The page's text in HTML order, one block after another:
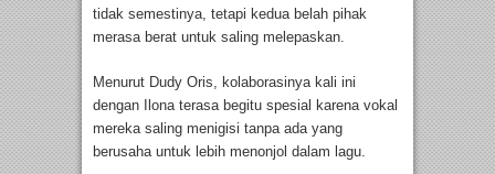
tidak semestinya, tetapi kedua belah pihak
merasa berat untuk saling melepaskan.
Menurut Dudy Oris, kolaborasinya kali ini
dengan Ilona terasa begitu spesial karena vokal
mereka saling menigisi tanpa ada yang
berusaha untuk lebih menonjol dalam lagu.